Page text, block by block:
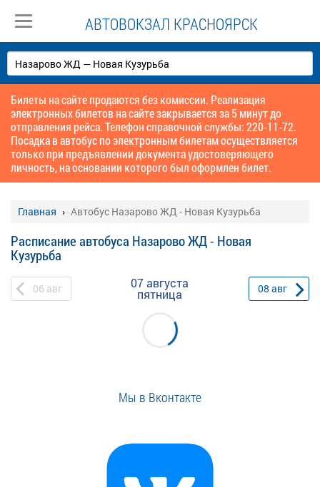
АВТОВОКЗАЛ КРАСНОЯРСК
Билеты на сайте продаются без комиссии. Реализация
электронных билетов на сайте закрывается за 5 минут до
отправления рейса. Телефон справочной службы: 220-11-72.
Посадка в автобус по электронным билетам осуществляется
только при предъявлении документа удостоверяющего
личность, на основании которого был оформлен билет.
Главная Автобус Назарово ЖД - Новая Кузурьба
Расписание автобуса Назарово ЖД - Новая
Кузурьба
06 авг 07 августа
пятница 08 авг
Мы в Вконтакте